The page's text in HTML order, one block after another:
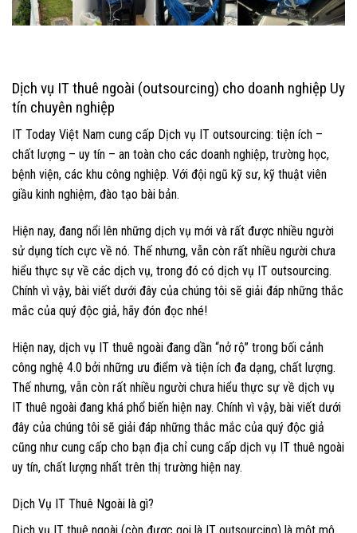
Dịch vụ IT thuê ngoài (outsourcing) cho doanh nghiệp Uy
tín chuyên nghiệp
IT Today Việt Nam cung cấp Dịch vụ IT outsourcing: tiện ích –
chất lượng – uy tín – an toàn cho các doanh nghiệp, trường học,
bệnh viện, các khu công nghiệp. Với đội ngũ kỹ sư, kỹ thuật viên
giầu kinh nghiệm, đào tạo bài bản.
Hiện nay, đang nổi lên những dịch vụ mới và rất được nhiều người
sử dụng tích cực về nó. Thế nhưng, vẫn còn rất nhiều người chưa
hiểu thực sự về các dịch vụ, trong đó có dịch vụ IT outsourcing.
Chính vì vậy, bài viết dưới đây của chúng tôi sẽ giải đáp những thắc
mắc của quý độc giả, hãy đón đọc nhé!
Hiện nay, dịch vụ IT thuê ngoài đang dần “nở rộ” trong bối cảnh
công nghệ 4.0 bởi những ưu điểm và tiện ích đa dạng, chất lượng.
Thế nhưng, vẫn còn rất nhiều người chưa hiểu thực sự về dịch vụ
IT thuê ngoài đang khá phổ biến hiện nay. Chính vì vậy, bài viết dưới
đây của chúng tôi sẽ giải đáp những thắc mắc của quý độc giả
cũng như cung cấp cho bạn địa chỉ cung cấp dịch vụ IT thuê ngoài
uy tín, chất lượng nhất trên thị trường hiện nay.
Dịch Vụ IT Thuê Ngoài là gì?
Dịch vụ IT thuê ngoài (còn được gọi là IT outsourcing) là một mô